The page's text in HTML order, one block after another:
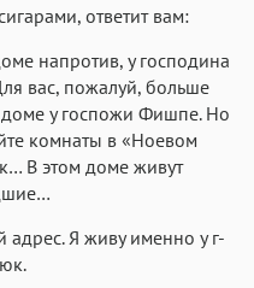
ответит вам:
напротив, у господина
вас, пожалуй, больше
у госпожи Фишпе. Но
комнаты в «Ноевом
В этом доме живут
адрес. Я живу именно у г-